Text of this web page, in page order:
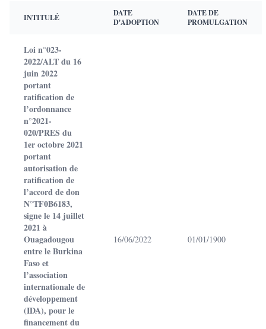
INTITULÉ
DATE
D'ADOPTION
DATE DE
PROMULGATION
Loi n°023-
2022/ALT du 16
juin 2022
portant
ratification de
l’ordonnance
n°2021-
020/PRES du
1er octobre 2021
portant
autorisation de
ratification de
l’accord de don
N°TF0B6183,
signe le 14 juillet
2021 à
Ouagadougou
entre le Burkina
Faso et
l’association
internationale de
développement
(IDA), pour le
financement du
16/06/2022 01/01/1900